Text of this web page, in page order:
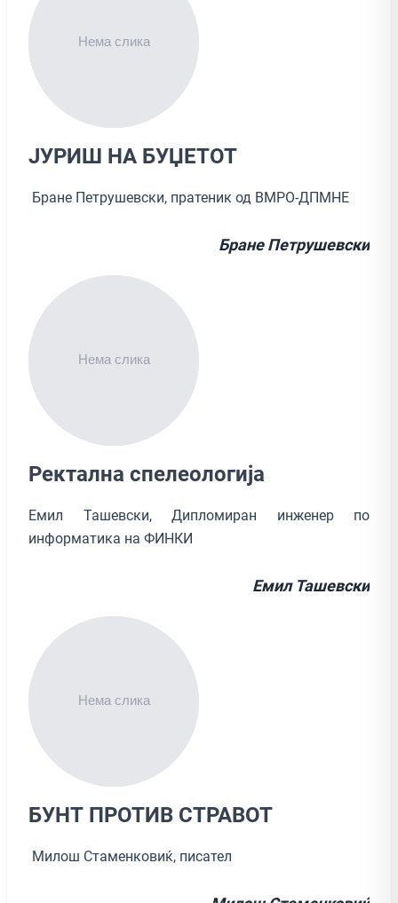
ЈУРИШ НА БУЏЕТОТ
Бране Петрушевски, пратеник од ВМРО-ДПМНЕ
Бране Петрушевски
Ректална спелеологија
Емил Ташевски, Дипломиран инженер по
информатика на ФИНКИ
Емил Ташевски
БУНТ ПРОТИВ СТРАВОТ
Милош Стаменковиќ, писател